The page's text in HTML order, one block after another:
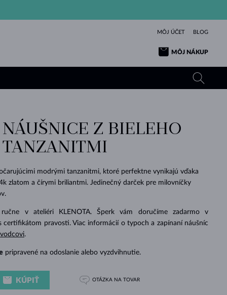
MÔJ ÚČET BLOG
MÔJ NÁKUP
VÝNIMOČNÝ
POZRIEŤ
LÁSKA
POZRIEŤ
ŽLTÉ ZLATO
RUŽOVÉ ZLATO
KRÁSOU
POZRIEŤ
TANZANITY
TOPÁSY
VLTAVÍNY
BIELE ZLATO
KRÁSNE
POZRIEŤ
TURMALÍNY
VLTAVÍNY
PERLOVÉ PRÍVESKY
RUŽOVÉ ZLATO
PRÍVESKY
POZRIEŤ
NÁRAMKY
POZRIEŤ
ELEGANCIA
POZRIEŤ
ZAFÍRY
SMARAGDY
MINERÁLY
BIELE ZLATO
ŠPERKY
POZRIEŤ
KRÁSU
POZRIEŤ
KOLEKCIE
POZRIEŤ
Z BIELEHO
TANZANITMI
modrými tanzanitmi, ktoré perfektne vynikajú vďaka
zlatom a čírymi briliantmi. Jedinečný darček pre milovníčky
ručne v ateliéri KLENOTA. Šperk vám doručíme zadarmo v
certifikátom pravosti. Viac informácií o typoch a zapínaní náušníc
.
pripravené na odoslanie alebo vyzdvihnutie.
KÚPIŤ OTÁZKA NA TOVAR